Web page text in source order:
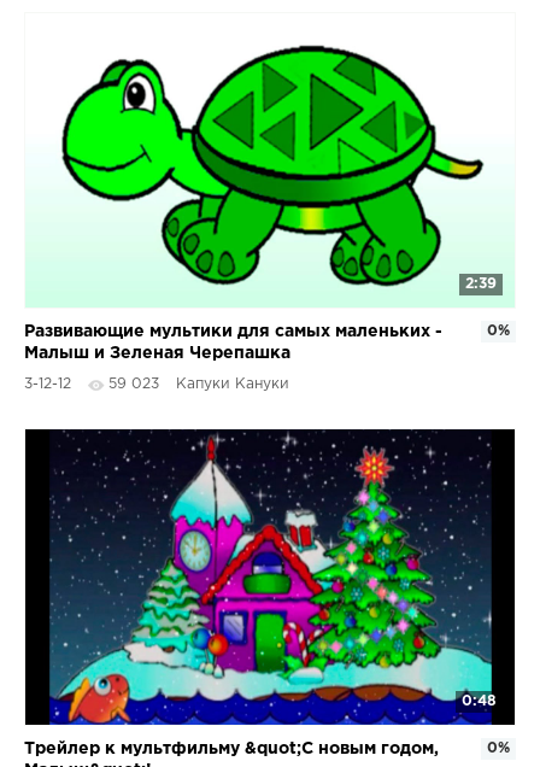
2:39
Развивающие мультики для самых маленьких -
Малыш и Зеленая Черепашка
3-12-12 59 023 Капуки Кануки
0%
0:48
Трейлер к мультфильму &quot;С новым годом,
0%